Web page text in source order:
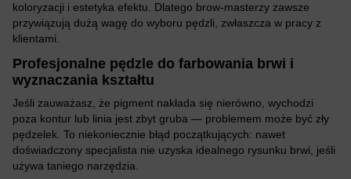
koloryzacji i estetyka efektu. Dlatego brow-masterzy zawsze
przywiązują dużą wagę do wyboru pędzli, zwłaszcza w pracy z
klientami.
Profesjonalne pędzle do farbowania brwi i
wyznaczania kształtu
Jeśli zauważasz, że pigment nakłada się nierówno, wychodzi
poza kontur lub linia jest zbyt gruba — problemem może być zły
pędzelek. To niekoniecznie błąd początkujących: nawet
doświadczony specjalista nie uzyska idealnego rysunku brwi, jeśli
używa taniego narzędzia.